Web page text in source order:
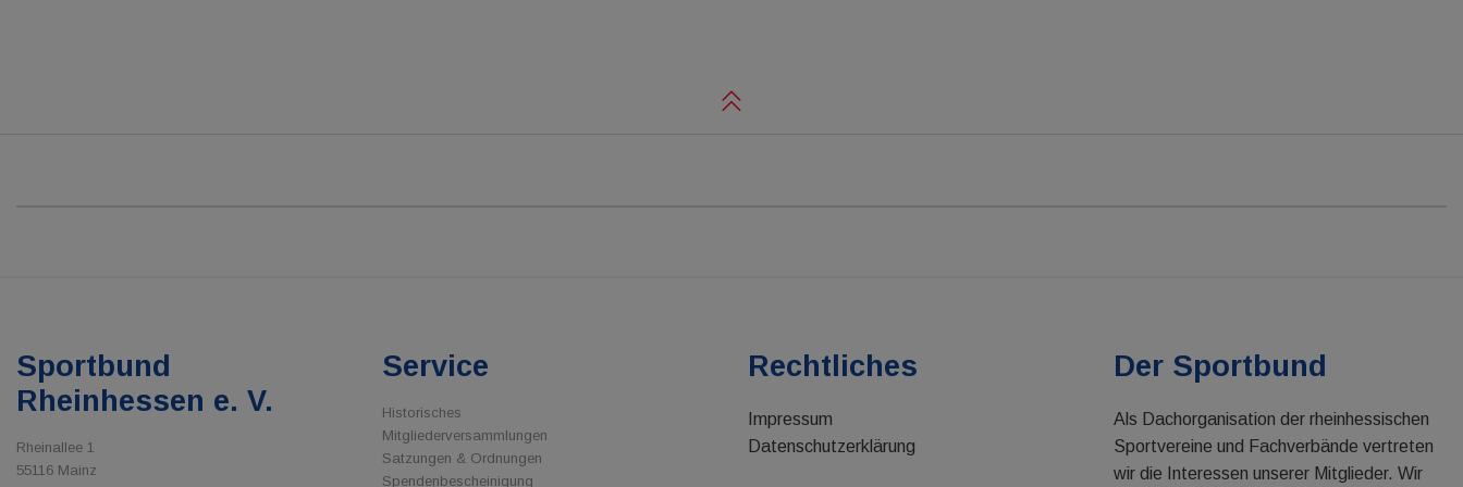
Sportbund
Rheinhessen e. V.
Rheinallee 1
55116 Mainz
Service
Historisches
Mitgliederversammlungen
Satzungen & Ordnungen
Spendenbescheinigung
Rechtliches
Impressum
Datenschutzerklärung
Der Sportbund
Als Dachorganisation der rheinhessischen
Sportvereine und Fachverbände vertreten
wir die Interessen unserer Mitglieder. Wir